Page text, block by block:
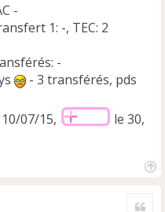
-
1: -, TEC: 2
-
- 3 transférés, pds
07/15,
le 30,